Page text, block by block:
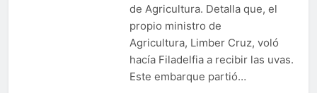
de Agricultura. Detalla que, el
propio ministro de
Agricultura, Limber Cruz, voló
hacía Filadelfia a recibir las uvas.
Este embarque partió…